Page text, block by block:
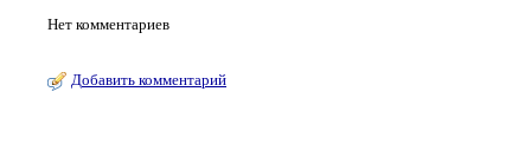
Нет комментариев
Добавить комментарий